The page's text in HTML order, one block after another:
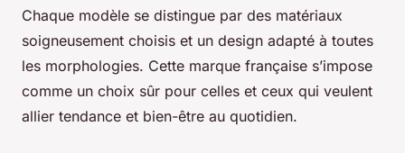
Chaque modèle se distingue par des matériaux
soigneusement choisis et un design adapté à toutes
les morphologies. Cette marque française s’impose
comme un choix sûr pour celles et ceux qui veulent
allier tendance et bien-être au quotidien.